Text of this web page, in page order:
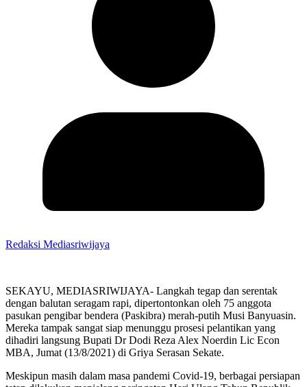
Redaksi Mediasriwijaya
SEKAYU, MEDIASRIWIJAYA- Langkah tegap dan serentak
dengan balutan seragam rapi, dipertontonkan oleh 75 anggota
pasukan pengibar bendera (Paskibra) merah-putih Musi Banyuasin.
Mereka tampak sangat siap menunggu prosesi pelantikan yang
dihadiri langsung Bupati Dr Dodi Reza Alex Noerdin Lic Econ
MBA, Jumat (13/8/2021) di Griya Serasan Sekate.
Meskipun masih dalam masa pandemi Covid-19, berbagai persiapan